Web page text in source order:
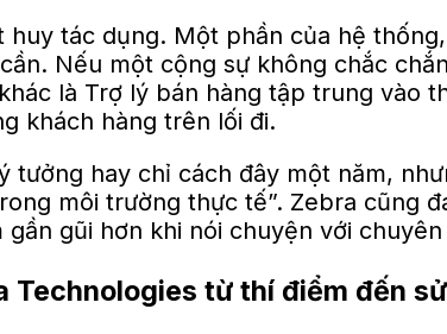
tác dụng. Một phần của hệ
Nếu một cộng sự không chắc
là Trợ lý bán hàng tập trung vào
khách hàng trên lối đi.
tưởng hay chỉ cách đây một năm,
môi trường thực tế”. Zebra cũng
gũi hơn khi nói chuyện với
Technologies từ thí điểm đến